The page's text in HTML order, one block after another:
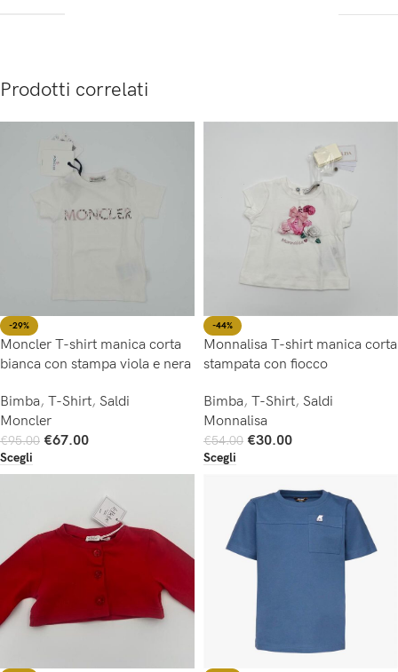
Prodotti correlati
-29%
Moncler T-shirt manica corta
bianca con stampa viola e nera
Bimba, T-Shirt, Saldi
Moncler
€95.00 €67.00
Scegli
-44%
Monnalisa T-shirt manica corta
stampata con fiocco
Bimba, T-Shirt, Saldi
Monnalisa
€54.00 €30.00
Scegli